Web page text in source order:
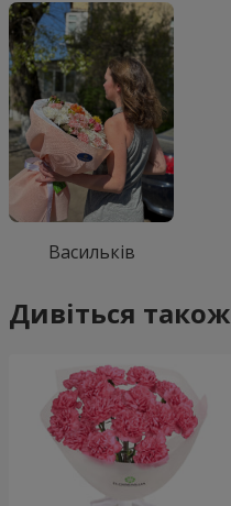
Васильків
Дивіться також